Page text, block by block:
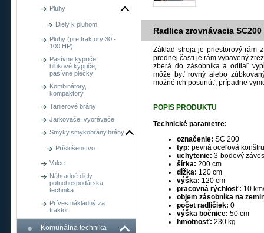
Pluhy
Diely k pluhom
Pluhy (pre traktory 30 -
100 HP)
Pasívne kypriče,
hĺbkové kypriče,
pasívne plečky
Kombinátory,
kompaktory
Tanierové brány
Jarkovače, vyorávače
Smyky,smykobrány,brány
Príslušenstvo
Valce
Náhradné diely
poľnohospodárska
technika
Príves nákladný za
traktor
Komunálna technika
Radlica zrovnávacia
Základ stroja je priestorový rám
prednej časti je rám vybavený
zberá do zásobníka a odtiaľ
môže byť rovný alebo
možné ich posunúť, prípadne
POPIS PRODUKTU
Technické parametre:
označenie: SC 200
typ: pevná oceľová
uchytenie: 3-bodový
šírka: 200 cm
dĺžka: 120 cm
výška: 120 cm
pracovná rýchlosť: 10
objem zásobníka na
počet radličiek: 0
výška bočnice: 50 cm
hmotnosť: 230 kg